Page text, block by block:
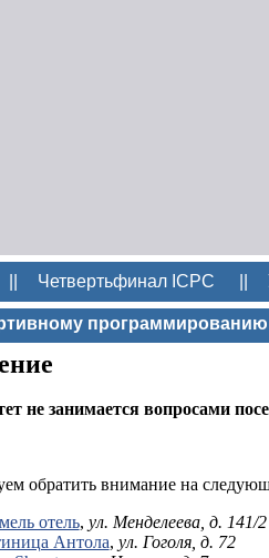
Четвертьфинал ICPC
программированию
не занимается вопросами
обратить внимание на
отель, ул. Менделеева, д. 141/2
Антола, ул. Гоголя, д. 72